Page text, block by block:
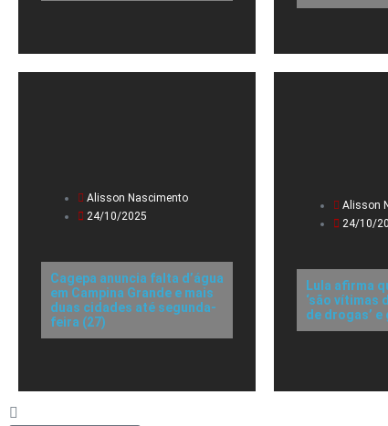
Alisson Nascimento
24/10/2025
Cagepa anuncia falta d’água
em Campina Grande e mais
duas cidades até segunda-
feira (27)
Alisson
24/10/
Lula afirma
‘são vítimas
de drogas’